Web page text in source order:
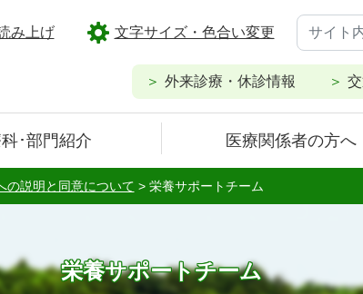
み上げ 文字サイズ・色合い変更
外来診療・休診情報
･部門紹介 医療関係者の方へ
の説明と同意について > 栄養サポートチーム
栄養サポートチーム